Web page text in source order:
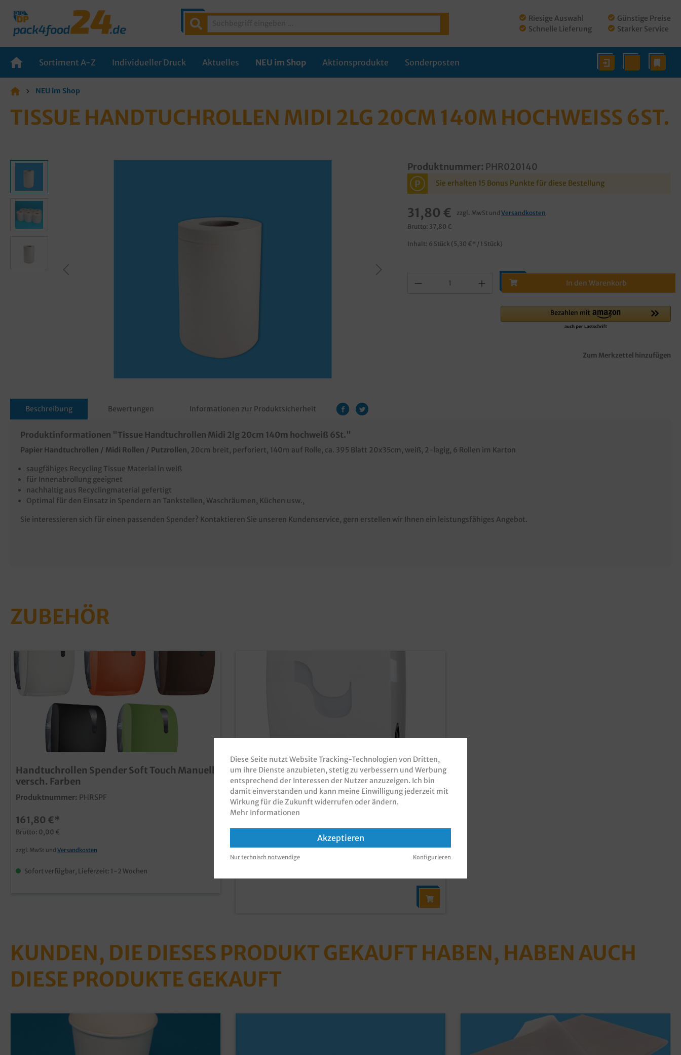
Riesige Auswahl
Schnelle Lieferung
Günstige Preise
Starker Service
Sortiment A-Z Individueller Druck Aktuelles NEU im Shop Aktionsprodukte Sonderposten
NEU im Shop
TISSUE HANDTUCHROLLEN MIDI 2LG 20CM 140M HOCHWEISS 6ST.
Produktnummer: PHR020140
P Sie erhalten 15 Bonus Punkte für diese Bestellung
31,80 € zzgl. MwSt und Versandkosten
Brutto: 37,80 €
Inhalt: 6 Stück (5,30 €* / 1 Stück)
In den Warenkorb
Zum Merkzettel hinzufügen
Beschreibung Bewertungen Informationen zur Produktsicherheit
Produktinformationen "Tissue Handtuchrollen Midi 2lg 20cm 140m hochweiß 6St."
Papier Handtuchrollen / Midi Rollen / Putzrollen, 20cm breit, perforiert, 140m auf Rolle, ca. 395 Blatt 20x35cm, weiß, 2-lagig, 6 Rollen im Karton
saugfähiges Recycling Tissue Material in weiß
für Innenabrollung geeignet
nachhaltig aus Recyclingmaterial gefertigt
Optimal für den Einsatz in Spendern an Tankstellen, Waschräumen, Küchen usw.,
Sie interessieren sich für einen passenden Spender? Kontaktieren Sie unseren Kundenservice, gern erstellen wir Ihnen ein leistungsfähiges Angebot.
ZUBEHÖR
Handtuchrollen Spender Soft Touch Manuell
versch. Farben
Produktnummer: PHRSPF
161,80 €*
Brutto: 0,00 €
zzgl. MwSt und Versandkosten
Sofort verfügbar, Lieferzeit: 1-2 Wochen
Handtuchrollen Spender Autocut weiß 1St
Produktnummer: PHTSKW
KUNDEN, DIE DIESES PRODUKT GEKAUFT HABEN, HABEN AUCH
DIESE PRODUKTE GEKAUFT
Diese Seite nutzt Website Tracking-Technologien von Dritten,
um ihre Dienste anzubieten, stetig zu verbessern und Werbung
entsprechend der Interessen der Nutzer anzuzeigen. Ich bin
damit einverstanden und kann meine Einwilligung jederzeit mit
Wirkung für die Zukunft widerrufen oder ändern.
Mehr Informationen
Akzeptieren
Nur technisch notwendige Konfigurieren